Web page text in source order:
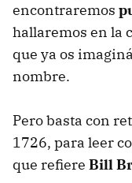
encontraremos
hallaremos en la
que ya os
nombre.
Pero basta con
1726, para leer
que refiere Bill